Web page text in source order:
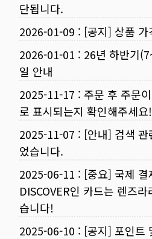
단됩니다.
2026-01-09 : [공지] 상품 가
2026-01-01 : 26년 하반기
일 안내
2025-11-17 : 주문 후 주문
로 표시되는지 확인해주세요!
2025-11-07 : [안내] 검색 관
었습니다.
2025-06-11 : [중요] 국제 결
DISCOVER인 카드는 렌즈
습니다!
2025-06-10 : [공지] 포인트